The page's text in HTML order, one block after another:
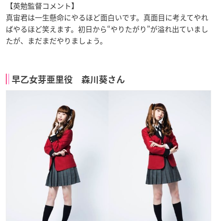
【英勉監督コメント】
真宙君は一生懸命にやるほど面白いです。真面目に考えてやれ
ばやるほど笑えます。初日から“やりたがり”が溢れ出ていまし
たが、まだまだやりましょう。
早乙女芽亜里役 森川葵さん